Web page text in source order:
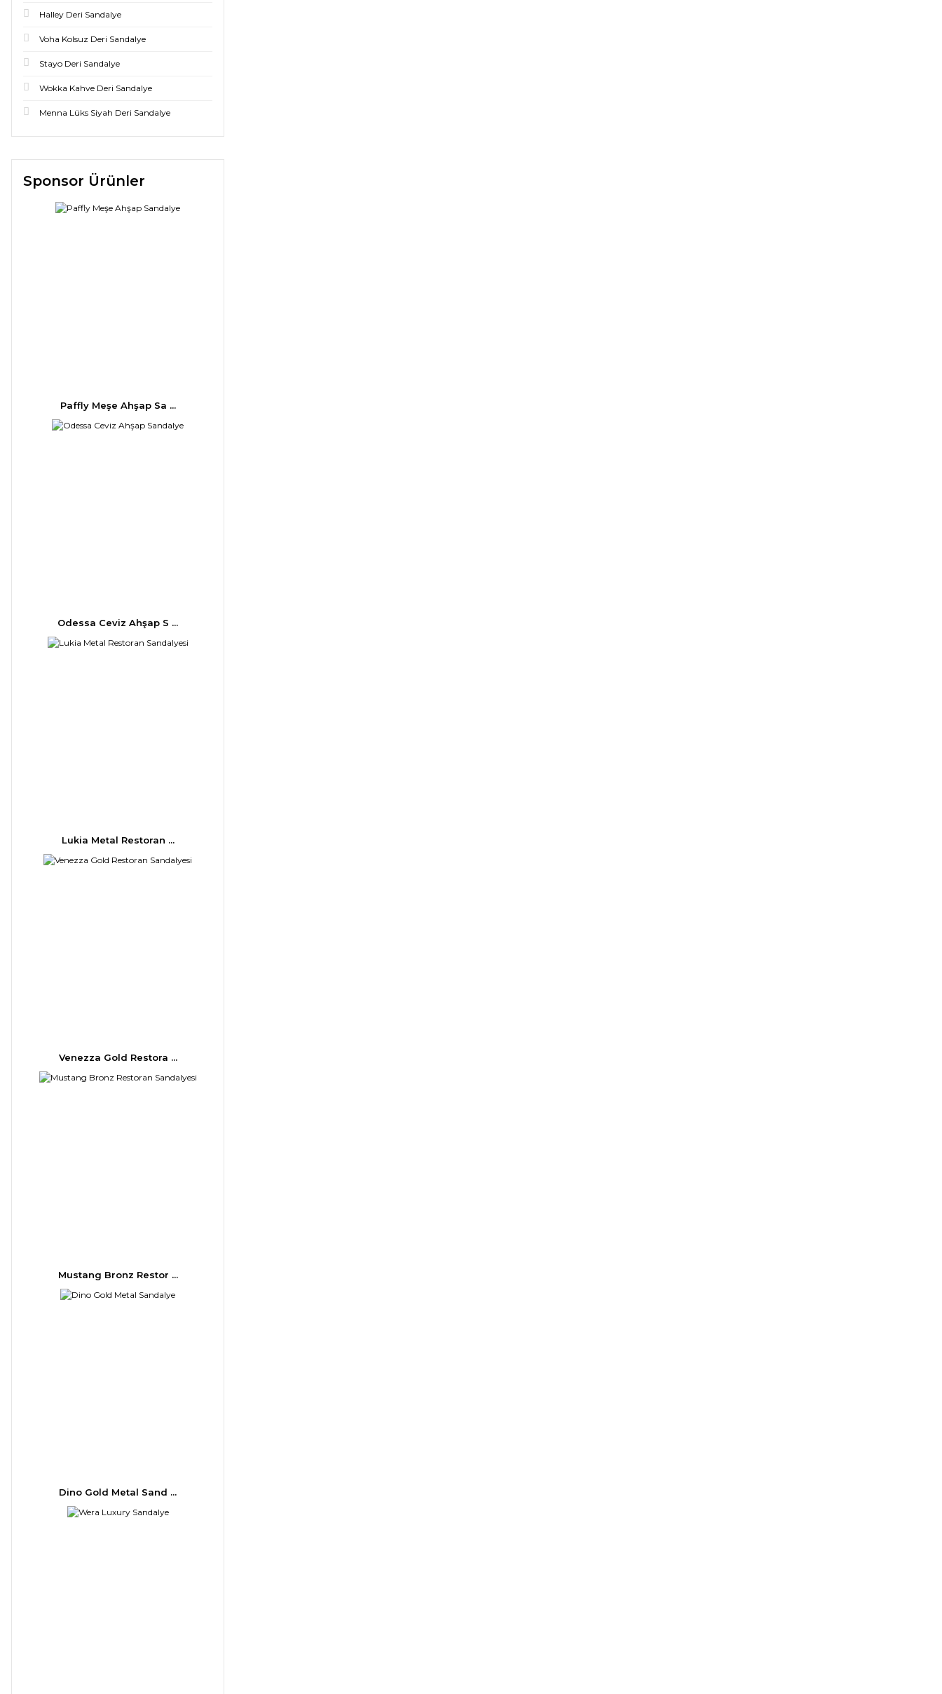
Halley Deri Sandalye
Voha Kolsuz Deri Sandalye
Stayo Deri Sandalye
Wokka Kahve Deri Sandalye
Menna Lüks Siyah Deri Sandalye
Sponsor Ürünler
Paffly Meşe Ahşap Sa ...
Odessa Ceviz Ahşap S ...
Lukia Metal Restoran ...
Venezza Gold Restora ...
Mustang Bronz Restor ...
Dino Gold Metal Sand ...